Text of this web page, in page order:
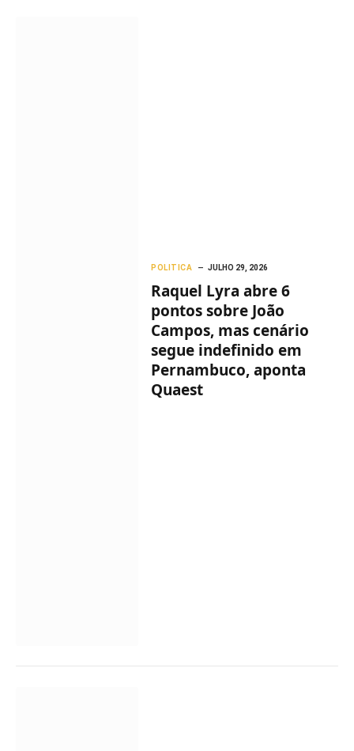
POLITICA JULHO 29, 2026
Raquel Lyra abre 6
pontos sobre João
Campos, mas cenário
segue indefinido em
Pernambuco, aponta
Quaest